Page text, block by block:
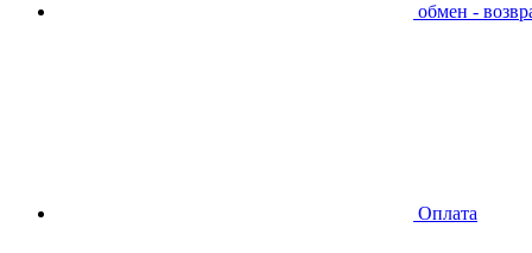
обмен -
Оплата